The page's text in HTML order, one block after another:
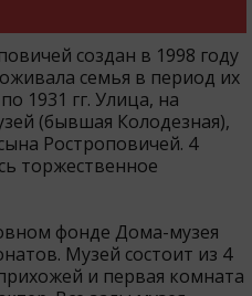
создан в 1998 году
семья в период их
1931 гг. Улица, на
(бывшая Колодезная),
Ростроповичей. 4
торжественное
фонде Дома-музея
Музей состоит из 4
и первая комната